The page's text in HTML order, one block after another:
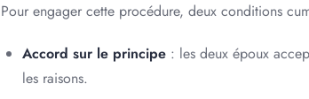
Pour engager cette procédure, deux conditions
Accord sur le principe : les deux époux
les raisons.